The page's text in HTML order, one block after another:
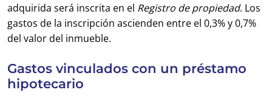
adquirida será inscrita en el Registro de propiedad. Los
gastos de la inscripción ascienden entre el 0,3% y 0,7%
del valor del inmueble.
Gastos vinculados con un préstamo
hipotecario